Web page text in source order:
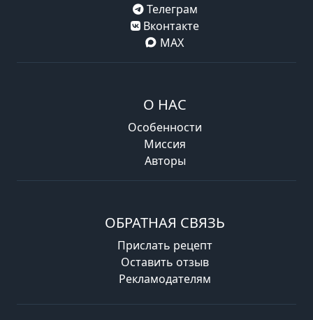
Телеграм
Вконтакте
MAX
О НАС
Особенности
Миссия
Авторы
ОБРАТНАЯ СВЯЗЬ
Прислать рецепт
Оставить отзыв
Рекламодателям